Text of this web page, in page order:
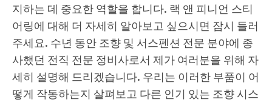
지하는 데 중요한 역할을 합니다. 랙 앤 피니언 스티
어링에 대해 더 자세히 알아보고 싶으시면 잠시 들러
주세요. 수년 동안 조향 및 서스펜션 전문 분야에 종
사했던 전직 전문 정비사로서 제가 여러분을 위해 자
세히 설명해 드리겠습니다. 우리는 이러한 부품이 어
떻게 작동하는지 살펴보고 다른 인기 있는 조향 시스